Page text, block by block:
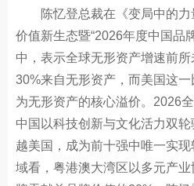
陈忆登总裁在《变局中的力
价值新生态暨“2026年度中国品
中，表示全球无形资产增速前
30%来自无形资产，而美国这
为无形资产的核心溢价。2026
中国以科技创新与文化活力双
越美国，成为前十强中唯一实
域看，粤港澳大湾区以多元产